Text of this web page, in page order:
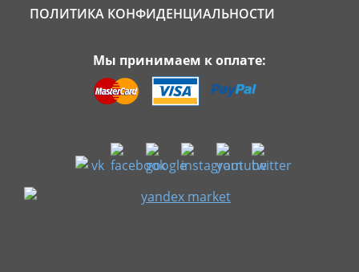
ПОЛИТИКА КОНФИДЕНЦИАЛЬНОСТИ
Мы принимаем к оплате: